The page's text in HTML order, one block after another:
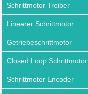
Schrittmotor Treiber
Linearer Schrittmotor
Getriebeschrittmotor
Closed Loop Schrittmotor
Schrittmotor Encoder